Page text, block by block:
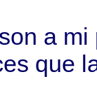
son a mi
que